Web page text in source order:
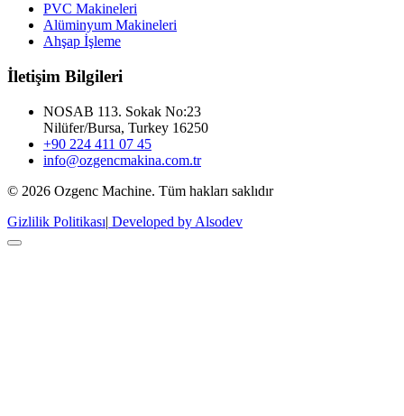
PVC Makineleri
Alüminyum Makineleri
Ahşap İşleme
İletişim Bilgileri
NOSAB 113. Sokak No:23
Nilüfer/Bursa, Turkey 16250
+90 224 411 07 45
info@ozgencmakina.com.tr
© 2026 Ozgenc Machine. Tüm hakları saklıdır
Gizlilik Politikası| Developed by Alsodev